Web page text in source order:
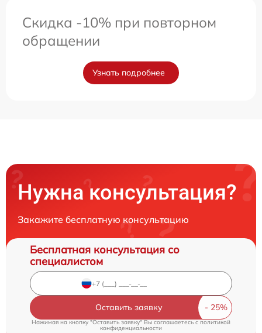
Скидка -10% при повторном
обращении
Узнать подробнее
Нужна консультация?
Закажите бесплатную консультацию
Бесплатная консультация со
специалистом
Оставить заявку
Нажимая на кнопку "Оставить заявку" Вы соглашаетесь c политикой
конфиденциальности